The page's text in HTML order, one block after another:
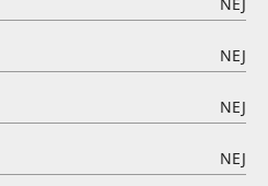
NEJ
NEJ
NEJ